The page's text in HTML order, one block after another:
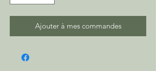
Ajouter à mes commandes